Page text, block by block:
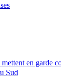
en garde
Sud